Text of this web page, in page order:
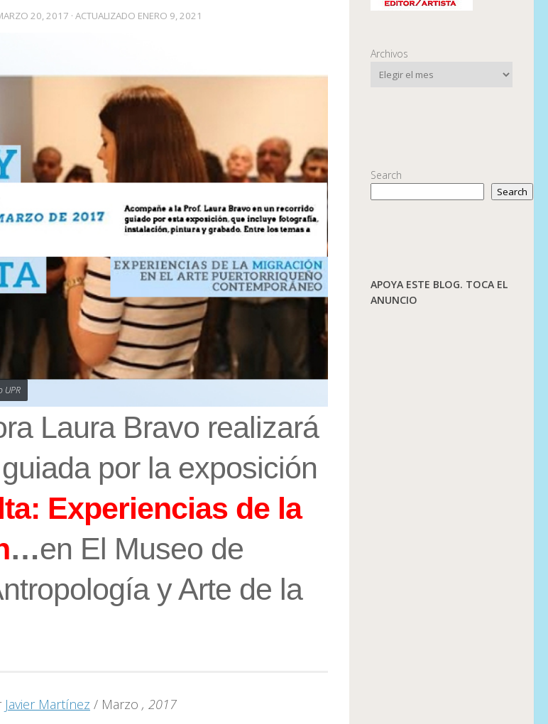
20, 2017 · ACTUALIZADO ENERO 9, 2021
UPR
Laura Bravo realizará
por la exposición
Experiencias de la
…en El Museo de
y Arte de la
Javier Martínez / Marzo , 2017
Archivos
Search
Search
APOYA ESTE BLOG. TOCA EL
ANUNCIO